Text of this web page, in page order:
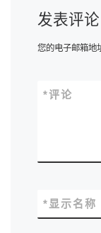
发表评论
您的电子邮箱地
评论
*
显示名称
*